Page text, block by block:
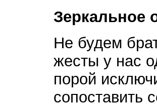
Зеркальное
Не будем
жесты у нас
порой
сопоставить